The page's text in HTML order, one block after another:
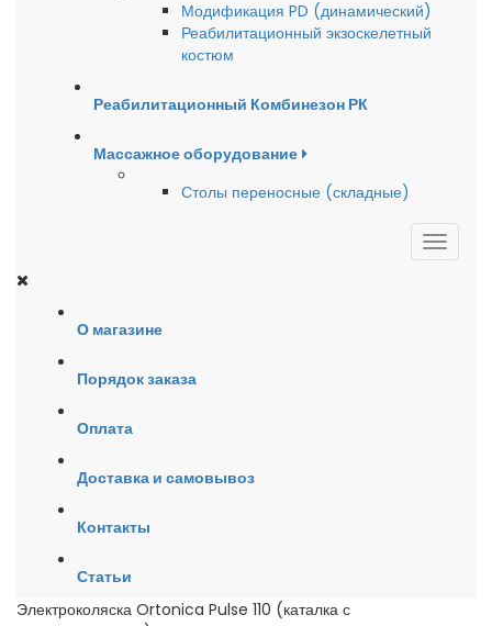
Модификация PD (динамический)
Реабилитационный экзоскелетный
костюм
Реабилитационный Комбинезон РК
Массажное оборудование
Столы переносные (складные)
О магазине
Порядок заказа
Оплата
Доставка и самовывоз
Контакты
Статьи
Электроколяска Ortonica Pulse 110 (каталка с